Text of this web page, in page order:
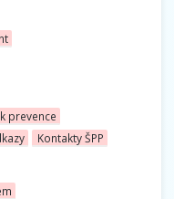
prevence
Kontakty ŠPP